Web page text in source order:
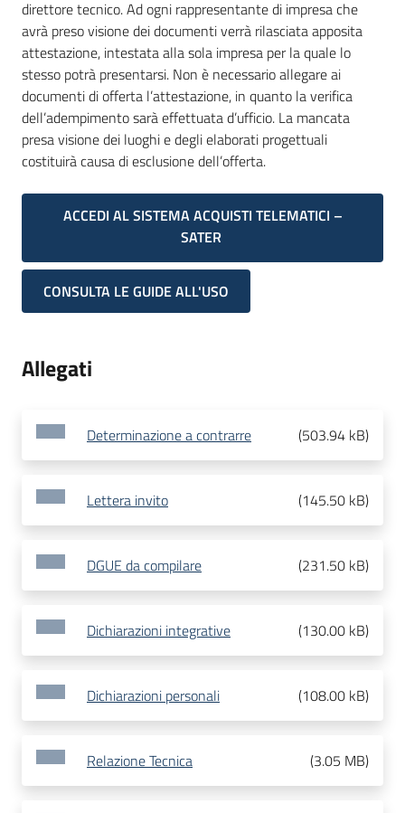
direttore tecnico. Ad ogni rappresentante di impresa che
avrà preso visione dei documenti verrà rilasciata apposita
attestazione, intestata alla sola impresa per la quale lo
stesso potrà presentarsi. Non è necessario allegare ai
documenti di offerta l’attestazione, in quanto la verifica
dell’adempimento sarà effettuata d’ufficio. La mancata
presa visione dei luoghi e degli elaborati progettuali
costituirà causa di esclusione dell’offerta.
ACCEDI AL SISTEMA ACQUISTI TELEMATICI –
SATER
CONSULTA LE GUIDE ALL'USO
Allegati
Determinazione a contrarre (503.94 kB)
Lettera invito (145.50 kB)
DGUE da compilare (231.50 kB)
Dichiarazioni integrative (130.00 kB)
Dichiarazioni personali (108.00 kB)
Relazione Tecnica (3.05 MB)